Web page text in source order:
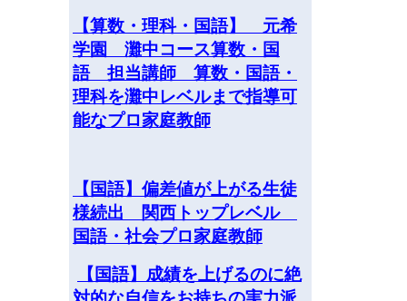
【算数・理科・国語】 元希
学園 灘中コース算数・国
語 担当講師 算数・国語・
理科を灘中レベルまで指導可
能なプロ家庭教師
【国語】偏差値が上がる生徒
様続出 関西トップレベル
国語・社会プロ家庭教師
【国語】成績を上げるのに絶